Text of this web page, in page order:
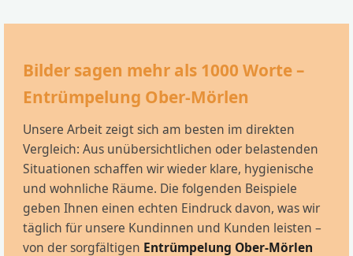
Bilder sagen mehr als 1000 Worte –
Entrümpelung Ober-Mörlen
Unsere Arbeit zeigt sich am besten im direkten
Vergleich: Aus unübersichtlichen oder belastenden
Situationen schaffen wir wieder klare, hygienische
und wohnliche Räume. Die folgenden Beispiele
geben Ihnen einen echten Eindruck davon, was wir
täglich für unsere Kundinnen und Kunden leisten –
von der sorgfältigen Entrümpelung Ober-Mörlen